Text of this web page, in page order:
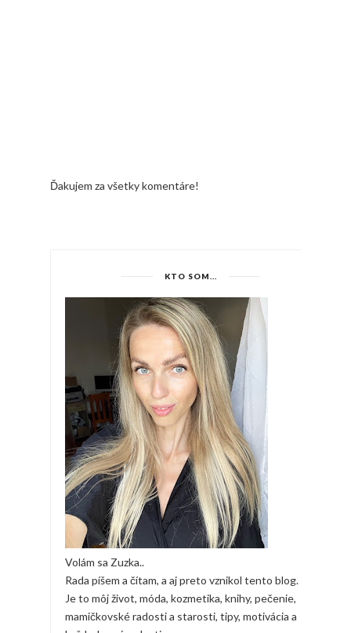
Ďakujem za všetky komentáre!
KTO SOM...
Volám sa Zuzka..
Rada píšem a čítam, a aj preto vznikol tento blog.
Je to môj život, móda, kozmetika, knihy, pečenie,
mamičkovské radosti a starosti, tipy, motivácia a